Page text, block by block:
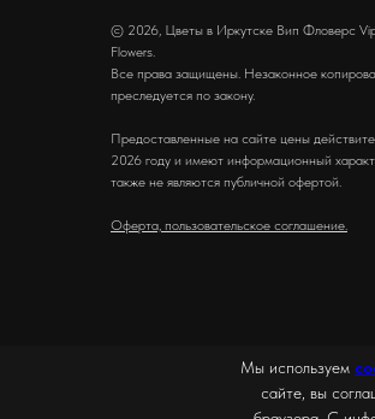
© 2026, Цветы в Иркутске Вип Фловерс
Flowers.
Все права защищены. Незаконное
преследуется по закону.
Предоставленные на сайте цены
2026 году и имеют информационный
также не являются публичной офертой.
Оферта, пользовательское соглашение.
Мы используем
сайте, вы